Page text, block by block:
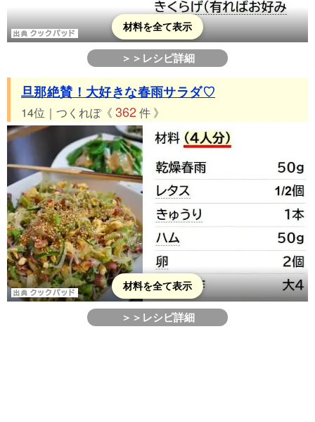
材料を全て表示
＞＞レシピ詳細
旦那絶賛！大好きな春雨サラダ♡
14位｜つくれぽ《 362 件 》
材料を全て表示
＞＞レシピ詳細